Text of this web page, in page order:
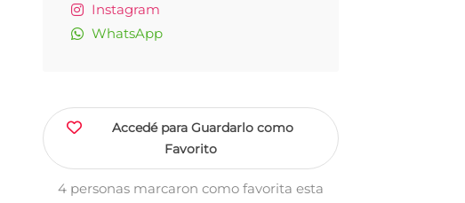
Instagram
WhatsApp
Accedé para Guardarlo como
Favorito
4 personas marcaron como favorita esta